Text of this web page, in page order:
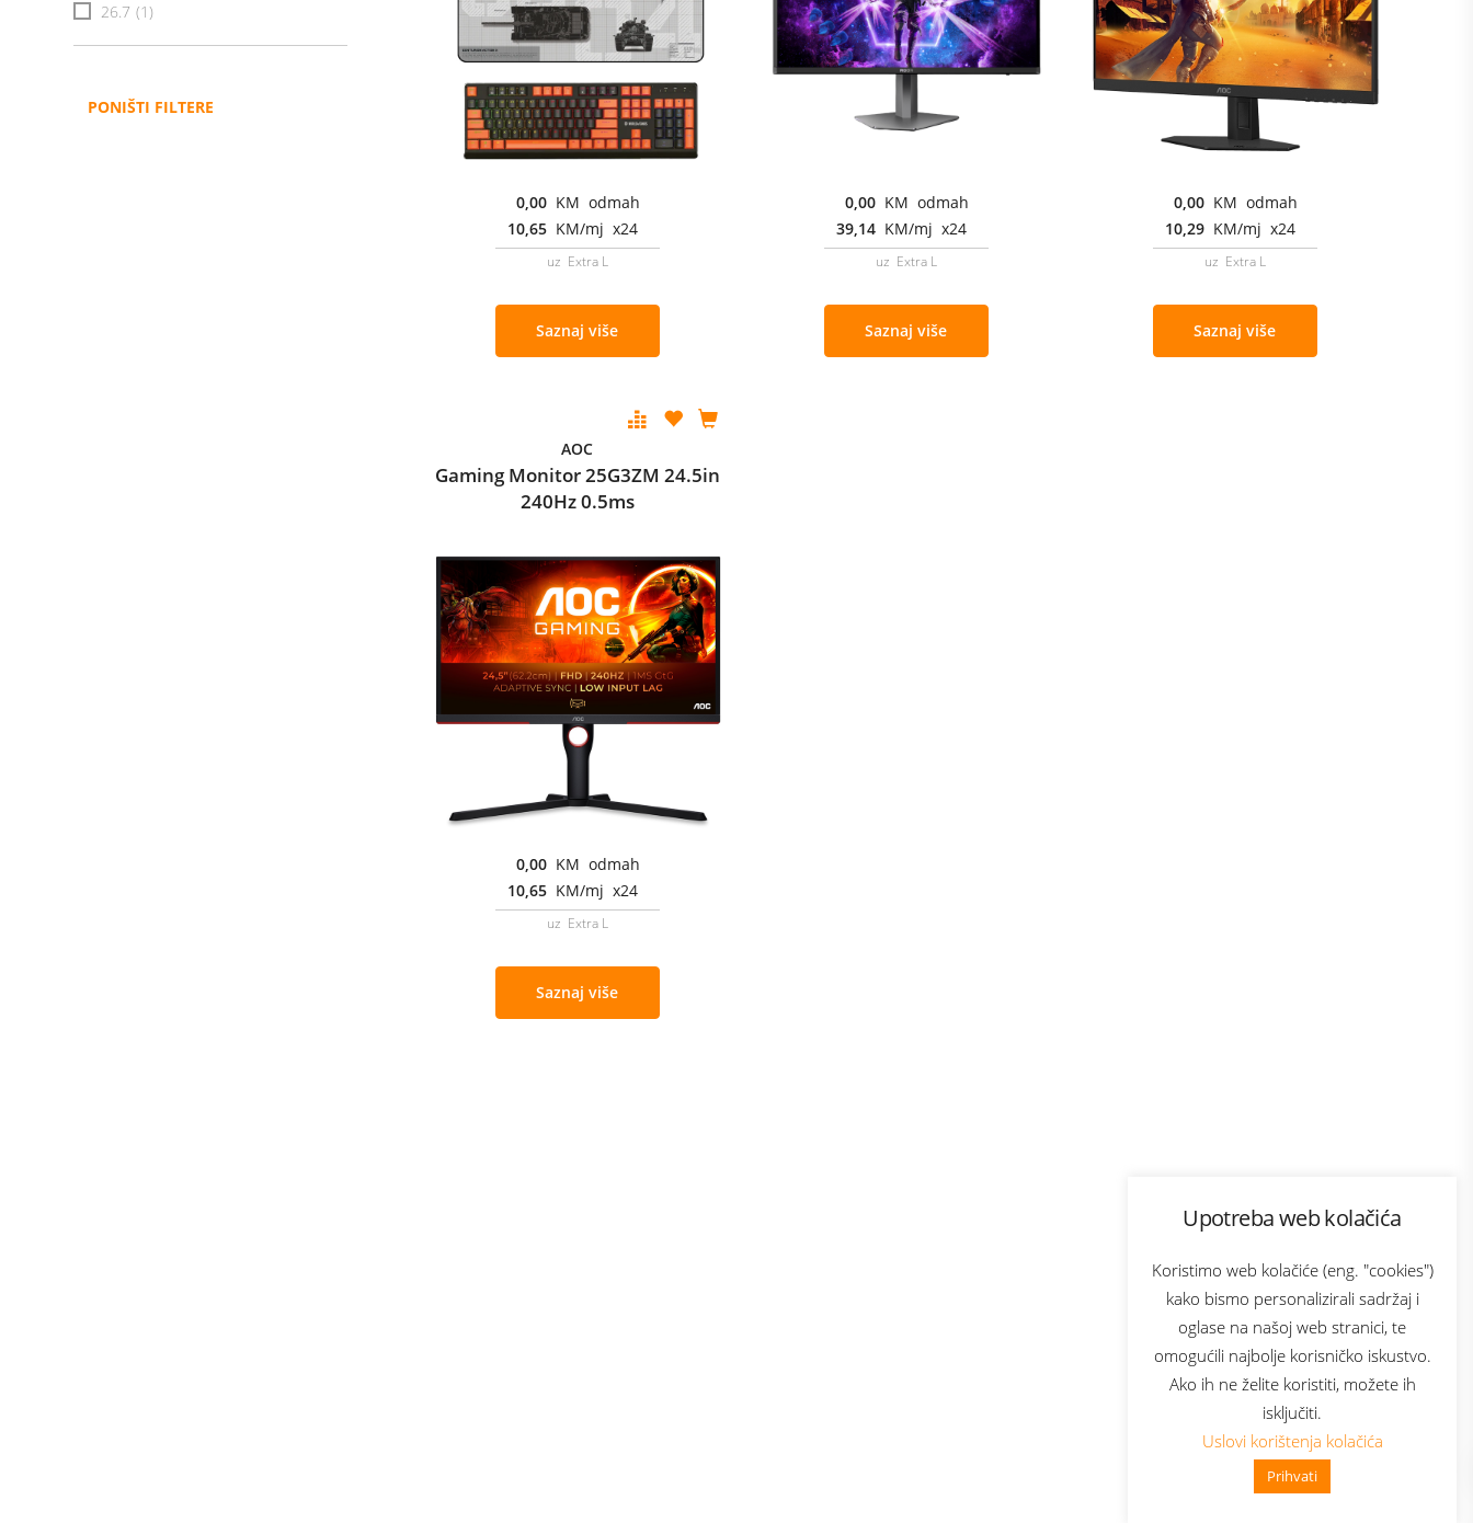
Upotreba web kolačića
Koristimo web kolačiće (eng. "cookies")
kako bismo personalizirali sadržaj i
oglase na našoj web stranici, te
omogućili najbolje korisničko iskustvo.
Ako ih ne želite koristiti, možete ih
isključiti.
Uslovi korištenja kolačića
Prihvati
👋 Zdravo, kako mogu pomoći?
26.7 (1)
PONIŠTI FILTERE
0,00 KM odmah
10,65 KM/mj x24
uz Extra L
Saznaj više
0,00 KM odmah
39,14 KM/mj x24
uz Extra L
Saznaj više
0,00 KM odmah
10,29 KM/mj x24
uz Extra L
Saznaj više
AOC
Gaming Monitor 25G3ZM 24.5in
240Hz 0.5ms
0,00 KM odmah
10,65 KM/mj x24
uz Extra L
Saznaj više
Bonus plus
Prijava za newsletter